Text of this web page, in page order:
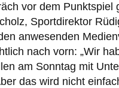
vor dem Punktspiel
Sportdirektor
anwesenden
nach vorn: „Wir
am Sonntag mit
das wird nicht